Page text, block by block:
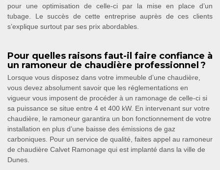
pour une optimisation de celle-ci par la mise en place d’un
tubage. Le succès de cette entreprise auprès de ces clients
s’explique surtout par ses prix abordables.
Pour quelles raisons faut-il faire confiance à
un ramoneur de chaudière professionnel ?
Lorsque vous disposez dans votre immeuble d’une chaudière,
vous devez absolument savoir que les réglementations en
vigueur vous imposent de procéder à un ramonage de celle-ci si
sa puissance se situe entre 4 et 400 kW. En intervenant sur votre
chaudière, le ramoneur garantira un bon fonctionnement de votre
installation en plus d’une baisse des émissions de gaz
carboniques. Pour un service de qualité, faites appel au ramoneur
de chaudière Calvet Ramonage qui est implanté dans la ville de
Dunes.